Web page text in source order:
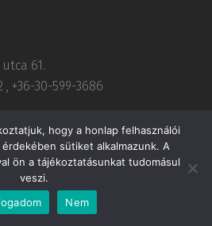
61.
, +36-30-599-3686
© C-Safety Kft.
hogy a honlap felhasználói
sütiket alkalmazunk. A
ön a tájékoztatásunkat tudomásul
veszi.
Nem